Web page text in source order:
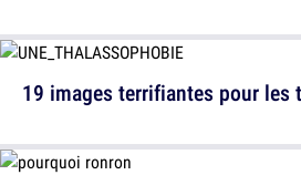
19 images terrifiantes pour les